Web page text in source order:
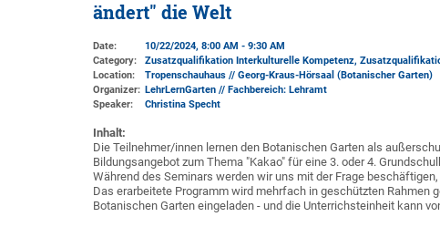
ändert" die Welt
Date:
10/22/2024, 8:00 AM - 9:30 AM
Category:
Zusatzqualifikation Interkulturelle Kompetenz,
Location:
Tropenschauhaus // Georg-Kraus-Hörsaal (Botanischer Garten)
Organizer: LehrLernGarten // Fachbereich: Lehramt
Speaker:
Christina Specht
Inhalt:
Die Teilnehmer/innen lernen den Botanischen Garten als
Bildungsangebot zum Thema "Kakao" für eine 3. oder 4.
Während des Seminars werden wir uns mit der Frage
Das erarbeitete Programm wird mehrfach in geschützten Rahmen
Botanischen Garten eingeladen - und die Unterrichsteinheit kann